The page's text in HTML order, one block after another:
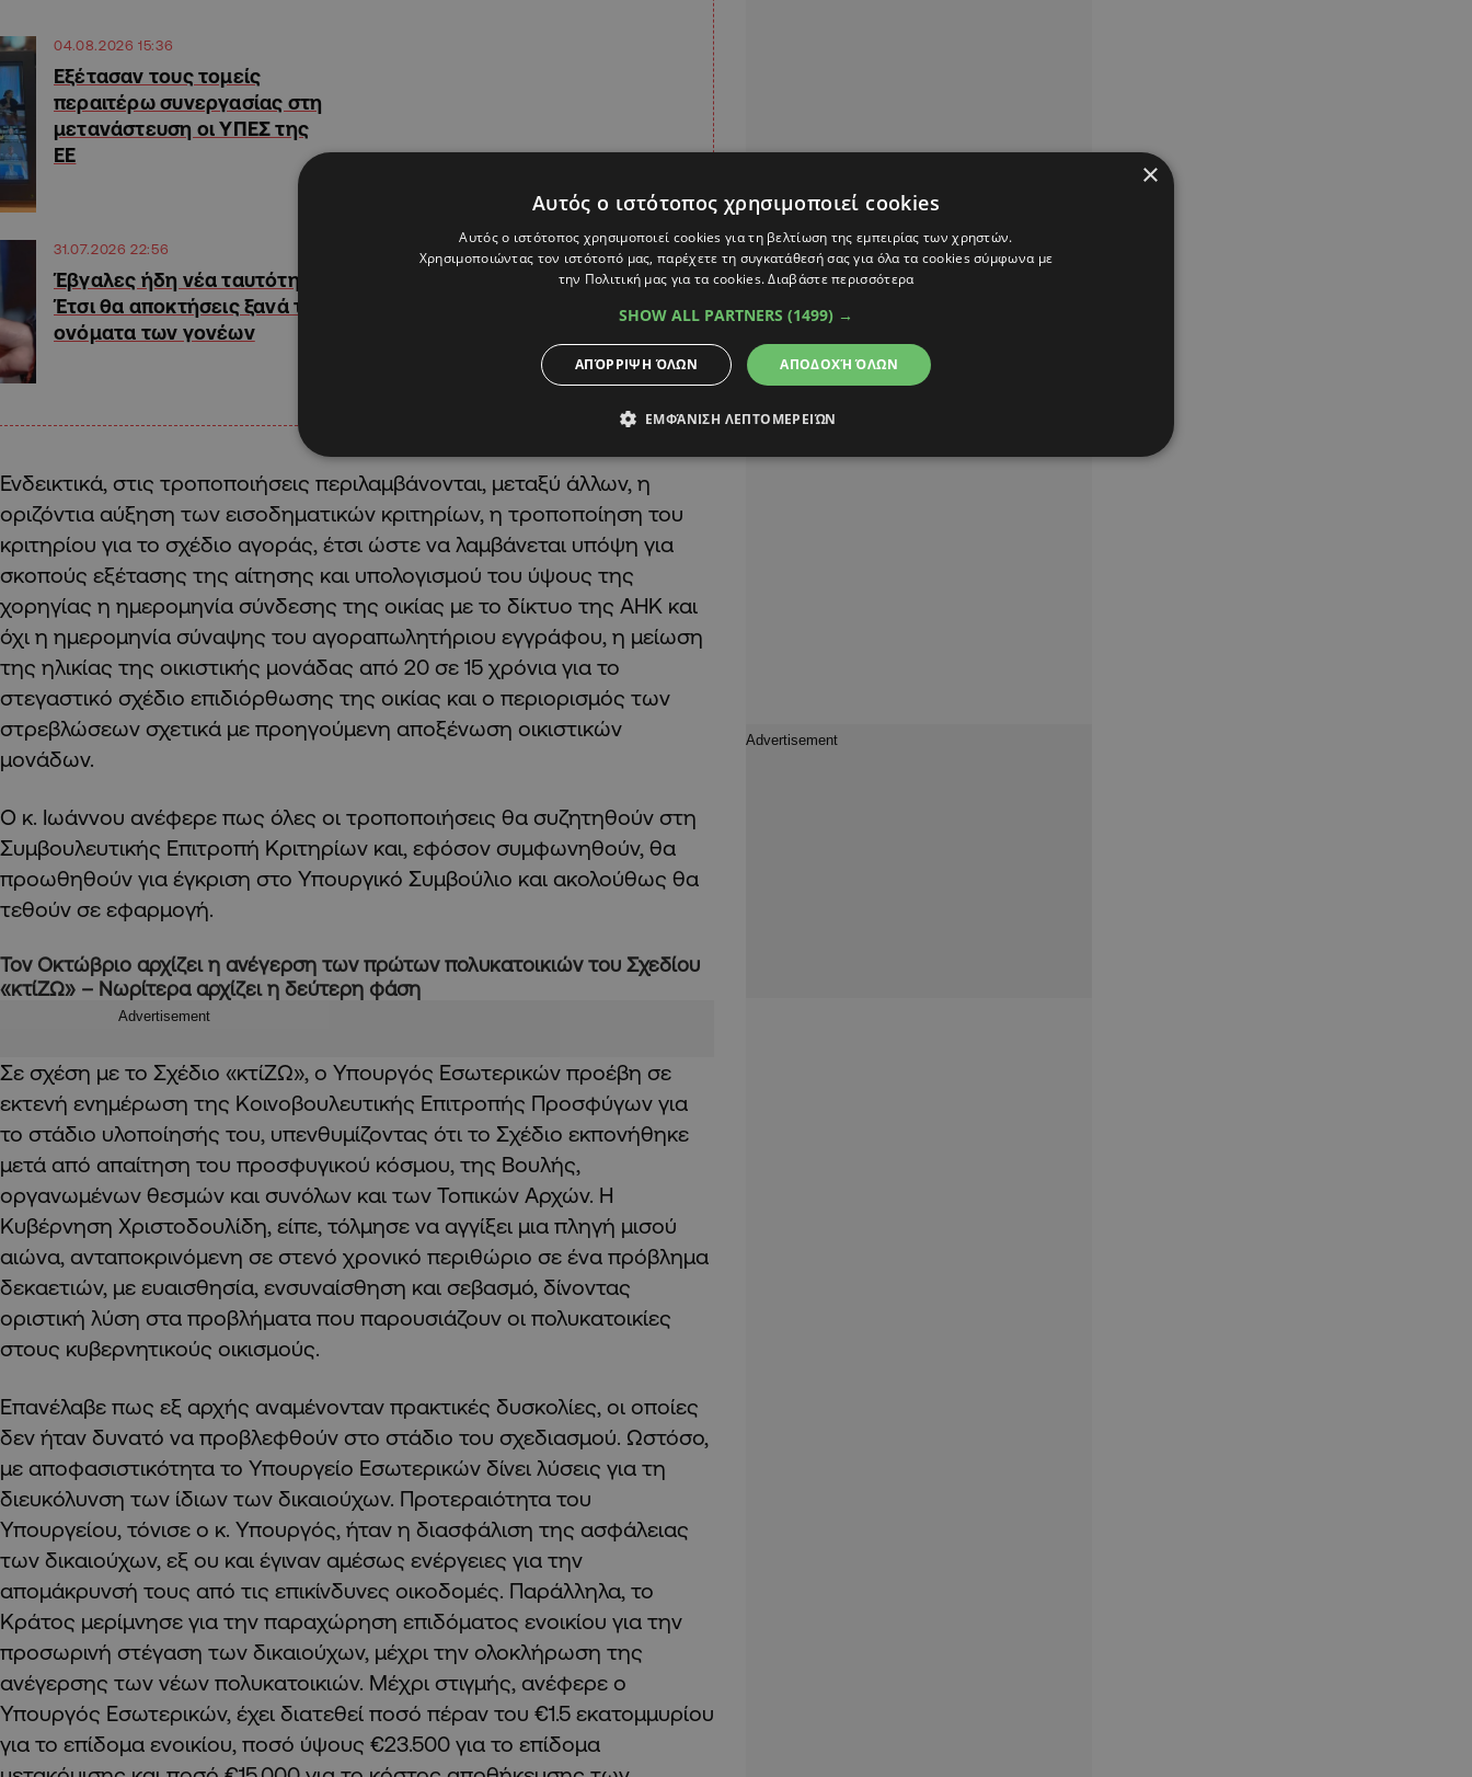
04.08.2026 15:36
Εξέτασαν τους τομείς
περαιτέρω συνεργασίας στη
μετανάστευση οι ΥΠΕΣ της
ΕΕ
31.07.2026 22:56
Έβγαλες ήδη νέα ταυτότητα;
Έτσι θα αποκτήσεις ξανά τα
ονόματα των γονέων
Ενδεικτικά, στις τροποποιήσεις περιλαμβάνονται, μεταξύ άλλων, η
οριζόντια αύξηση των εισοδηματικών κριτηρίων, η τροποποίηση του
κριτηρίου για το σχέδιο αγοράς, έτσι ώστε να λαμβάνεται υπόψη για
σκοπούς εξέτασης της αίτησης και υπολογισμού του ύψους της
χορηγίας η ημερομηνία σύνδεσης της οικίας με το δίκτυο της ΑΗΚ και
όχι η ημερομηνία σύναψης του αγοραπωλητήριου εγγράφου, η μείωση
της ηλικίας της οικιστικής μονάδας από 20 σε 15 χρόνια για το
στεγαστικό σχέδιο επιδιόρθωσης της οικίας και ο περιορισμός των
στρεβλώσεων σχετικά με προηγούμενη αποξένωση οικιστικών
μονάδων.
Ο κ. Ιωάννου ανέφερε πως όλες οι τροποποιήσεις θα συζητηθούν στη
Συμβουλευτικής Επιτροπή Κριτηρίων και, εφόσον συμφωνηθούν, θα
προωθηθούν για έγκριση στο Υπουργικό Συμβούλιο και ακολούθως θα
τεθούν σε εφαρμογή.
Τον Οκτώβριο αρχίζει η ανέγερση των πρώτων πολυκατοικιών του Σχεδίου
«κτίΖΩ» – Νωρίτερα αρχίζει η δεύτερη φάση
Advertisement
Σε σχέση με το Σχέδιο «κτίΖΩ», ο Υπουργός Εσωτερικών προέβη σε
εκτενή ενημέρωση της Κοινοβουλευτικής Επιτροπής Προσφύγων για
το στάδιο υλοποίησής του, υπενθυμίζοντας ότι το Σχέδιο εκπονήθηκε
μετά από απαίτηση του προσφυγικού κόσμου, της Βουλής,
οργανωμένων θεσμών και συνόλων και των Τοπικών Αρχών. Η
Κυβέρνηση Χριστοδουλίδη, είπε, τόλμησε να αγγίξει μια πληγή μισού
αιώνα, ανταποκρινόμενη σε στενό χρονικό περιθώριο σε ένα πρόβλημα
δεκαετιών, με ευαισθησία, ενσυναίσθηση και σεβασμό, δίνοντας
οριστική λύση στα προβλήματα που παρουσιάζουν οι πολυκατοικίες
στους κυβερνητικούς οικισμούς.
Επανέλαβε πως εξ αρχής αναμένονταν πρακτικές δυσκολίες, οι οποίες
δεν ήταν δυνατό να προβλεφθούν στο στάδιο του σχεδιασμού. Ωστόσο,
με αποφασιστικότητα το Υπουργείο Εσωτερικών δίνει λύσεις για τη
διευκόλυνση των ίδιων των δικαιούχων. Προτεραιότητα του
Υπουργείου, τόνισε ο κ. Υπουργός, ήταν η διασφάλιση της ασφάλειας
των δικαιούχων, εξ ου και έγιναν αμέσως ενέργειες για την
απομάκρυνσή τους από τις επικίνδυνες οικοδομές. Παράλληλα, το
Κράτος μερίμνησε για την παραχώρηση επιδόματος ενοικίου για την
προσωρινή στέγαση των δικαιούχων, μέχρι την ολοκλήρωση της
ανέγερσης των νέων πολυκατοικιών. Μέχρι στιγμής, ανέφερε ο
Υπουργός Εσωτερικών, έχει διατεθεί ποσό πέραν του €1.5 εκατομμυρίου
για το επίδομα ενοικίου, ποσό ύψους €23.500 για το επίδομα
×
Αυτός ο ιστότοπος χρησιμοποιεί cookies
Αυτός ο ιστότοπος χρησιμοποιεί cookies για τη βελτίωση της εμπειρίας των χρηστών.
Χρησιμοποιώντας τον ιστότοπό μας, παρέχετε τη συγκατάθεσή σας για όλα τα cookies σύμφωνα με
την Πολιτική μας για τα cookies.Διαβάστε περισσότερα
SHOW ALL PARTNERS (1499) →
ΑΠΟΔΟΧΉ ΌΛΩΝ
ΑΠΌΡΡΙΨΗ ΌΛΩΝ
ΕΜΦΆΝΙΣΗ ΛΕΠΤΟΜΕΡΕΙΏΝ